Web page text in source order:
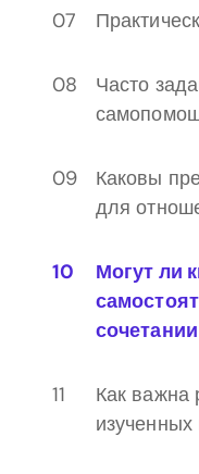
Часто
Каковы
для
Могут ли
Как важна